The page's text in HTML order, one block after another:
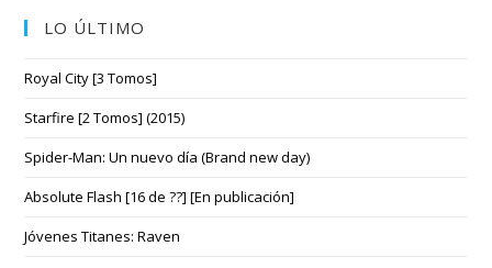
LO ÚLTIMO
Royal City [3 Tomos]
Starfire [2 Tomos] (2015)
Spider-Man: Un nuevo día (Brand new day)
Absolute Flash [16 de ??] [En publicación]
Jóvenes Titanes: Raven